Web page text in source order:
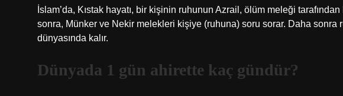
İslam’da, Kıstak hayatı, bir kişinin ruhunun Azrail, ölüm meleği
sonra, Münker ve Nekir melekleri kişiye (ruhuna) soru sorar. Daha sonra
dünyasında kalır.
Dünyada 1 gün ahirette kaç gündür?